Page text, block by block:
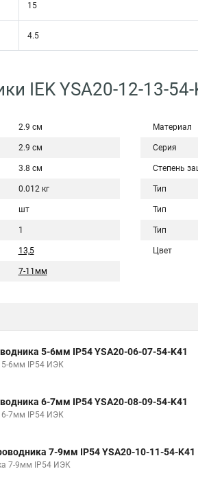
15
4.5
IEK YSA20-12-13-54-
2.9 см
2.9 см
3.8 см
0.012 кг
шт
1
13,5
7-11мм
Материал
Серия
Степень
Тип
Тип
Тип
Цвет
5-6мм IP54 YSA20-06-07-54-K41
5-6мм IP54 ИЭК
6-7мм IP54 YSA20-08-09-54-K41
6-7мм IP54 ИЭК
7-9мм IP54 YSA20-10-11-54-K41
7-9мм IP54 ИЭК